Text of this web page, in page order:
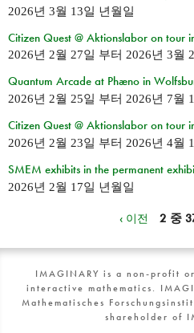
2026년 3월 13일 년월일
Citizen Quest @ Aktionslabor on tour
2026년 2월 27일 부터 2026년 3월
Quantum Arcade at Phæno in
2026년 2월 25일 부터 2026년 7월
Citizen Quest @ Aktionslabor on tour
2026년 2월 23일 부터 2026년 4월
SMEM exhibits in the permanent
2026년 2월 17일 년월일
‹ 이전 2 중
IMAGINARY is a non-profit
interactive mathematics.
Mathematisches
shareholder of